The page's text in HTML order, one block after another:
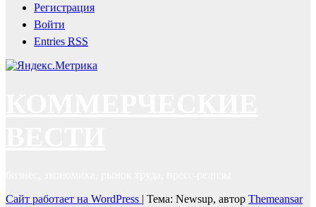
Регистрация
Войти
Entries RSS
Сайт работает на WordPress | Тема: Newsup, автор Themeansar